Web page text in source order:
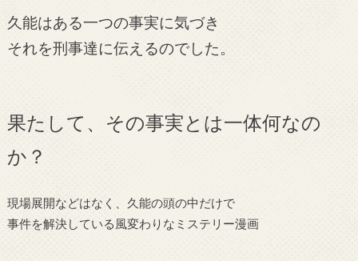
久能はある一つの事実に気づき
それを刑事達に伝えるのでした。
果たして、その事実とは一体何なの
か？
現場展開などはなく、久能の頭の中だけで
事件を解決している風変わりなミステリー漫画